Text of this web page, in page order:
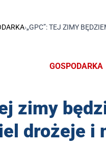
›„GPC”: TEJ ZIMY
GOSPODARKA
zimy
drożeje i